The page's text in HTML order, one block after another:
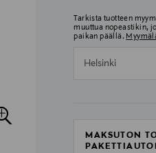
Tarkista tuotteen
muuttua nopeastikin,
paikan päällä.
Helsinki
MAKSUTON